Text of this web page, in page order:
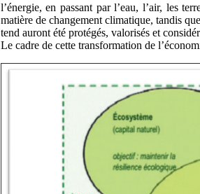
l’énergie, en passant par l’eau, l’air, les
matière de changement climatique, tandis
tend auront été protégés, valorisés et
Le cadre de cette transformation de